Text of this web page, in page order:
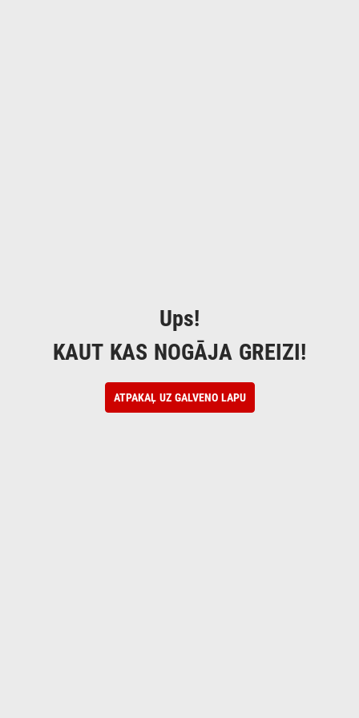
Ups!
KAUT KAS NOGĀJA GREIZI!
ATPAKAĻ UZ GALVENO LAPU